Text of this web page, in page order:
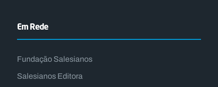
Em Rede
Fundação Salesianos
Salesianos Editora